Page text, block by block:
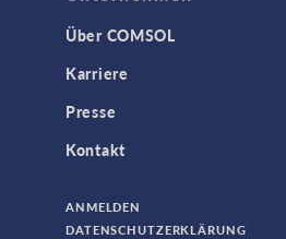
Über COMSOL
Karriere
Presse
Kontakt
ANMELDEN
DATENSCHUTZERKLÄRUNG